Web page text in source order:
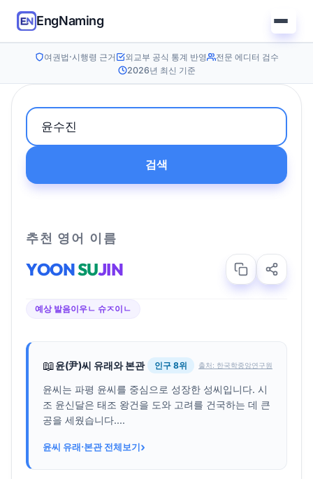
EngNaming
여권법·시행령 근거 외교부 공식 통계 반영
전문 에디터 검수
2026년 최신 기준
검색
추천 영어 이름
YOONSUJIN
예상 발음이우ㄴ 슈ㅈ이ㄴ
📖윤(尹)씨 유래와 본관 인구 8위 출처: 한국학중앙연구원
윤씨는 파평 윤씨를 중심으로 성장한 성씨입니다. 시
조 윤신달은 태조 왕건을 도와 고려를 건국하는 데 큰
공을 세웠습니다....
윤씨 유래·본관 전체보기›